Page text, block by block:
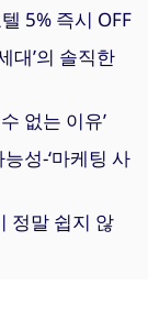
5% 즉시 OFF
대’의 솔직한
없는 이유’
성-‘마케팅 사
정말 쉽지 않